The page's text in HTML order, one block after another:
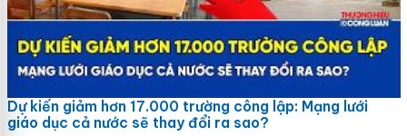
Dự kiến giảm hơn 17.000 trường công lập: Mạng lưới
giáo dục cả nước sẽ thay đổi ra sao?